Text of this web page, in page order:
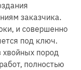
заказчика.
и совершенно
под ключ.
хвойных пород
полностью